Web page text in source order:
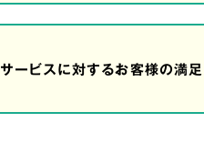
サービスに対するお客様の満